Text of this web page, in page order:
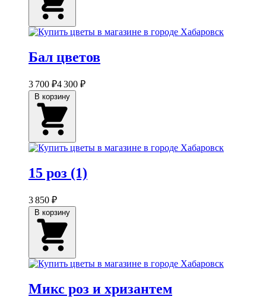
Бал цветов
3 700 ₽4 300 ₽
15 роз (1)
3 850 ₽
Микс роз и хризантем